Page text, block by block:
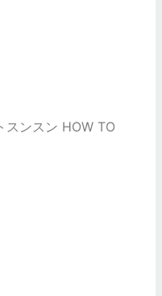
スンスン HOW TO